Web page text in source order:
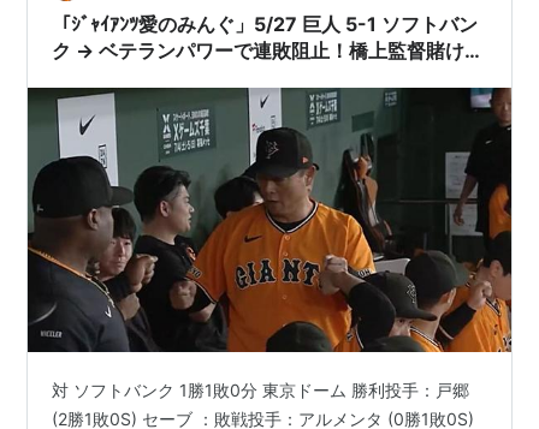
「ｼﾞｬｲｱﾝﾂ愛のみんぐ」5/27 巨人 5-1 ソフトバン
ク → ベテランパワーで連敗阻止！橋上監督賭けに
対 ソフトバンク 1勝1敗0分 東京ドーム 勝利投手：戸郷
(2勝1敗0S) セーブ ：敗戦投手：アルメンタ (0勝1敗0S)